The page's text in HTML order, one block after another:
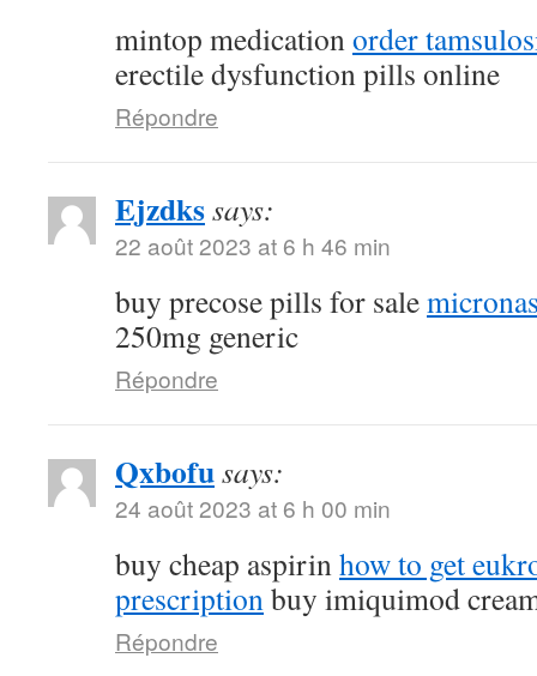
mintop medicationorder
erectile dysfunction pills online
Répondre
Ejzdkssays:
22 août 2023 at 6 h 46 min
buy precose pills for sale
250mg generic
Répondre
Qxbofusays:
24 août 2023 at 6 h 00 min
buy cheap aspirinhow to get
prescriptionbuy imiquimod
Répondre